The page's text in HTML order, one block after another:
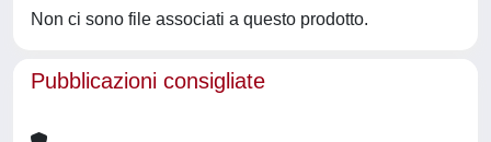
Non ci sono file associati a questo prodotto.
Pubblicazioni consigliate